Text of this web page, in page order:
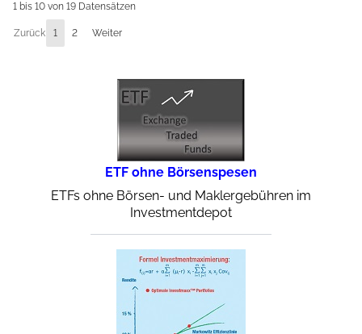
1 bis 10 von 19 Datensätzen
Zurück 1 2 Weiter
ETF ohne Börsenspesen
ETFs ohne Börsen- und Maklergebühren im
Investmentdepot